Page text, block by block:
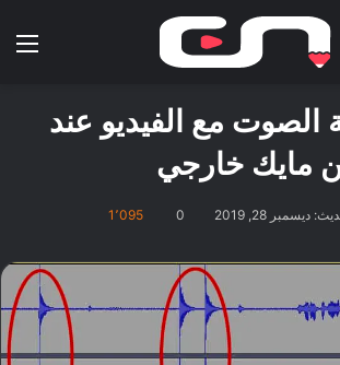
الصوت مع الفيديو عند
مايك خارجي
ديسمبر 28, 2019 0 1٬095